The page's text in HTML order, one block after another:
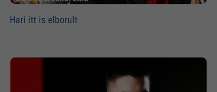
Hari itt is elborult